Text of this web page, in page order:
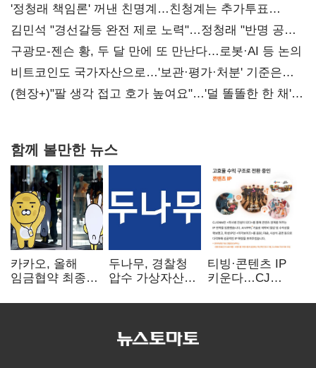
'정청래 책임론' 꺼낸 친명계…친청계는 추가투표
때리기
김민석 "경선갈등 완전 제로 노력"…정청래 "반명 공세
사과부터"
구광모-젠슨 황, 두 달 만에 또 만난다…로봇·AI 등 논의
비트코인도 국가자산으로…'보관·평가·처분' 기준은
숙제
(현장+)"팔 생각 접고 호가 높여요"…'덜 똘똘한 한 채'
함께 볼만한 뉴스
카카오, 올해
임금협약 최종
인상·격려금
두나무, 경찰청
압수 가상자산
커스터디 사업
티빙·콘텐츠 IP
키운다…CJ
글로벌 확장 가속